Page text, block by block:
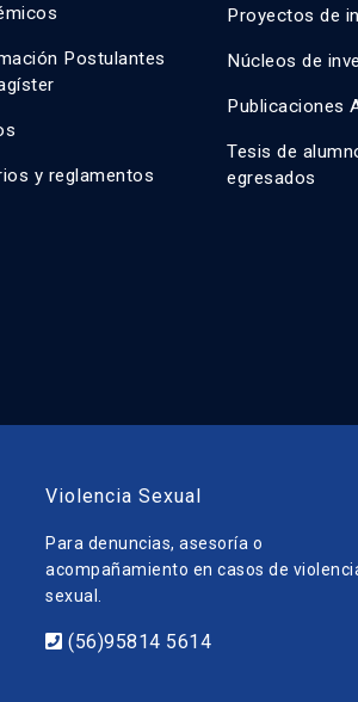
Postulantes
y reglamentos
Proyectos de
Núcleos de
Publicaciones
Tesis de
egresados
Violencia Sexual
Para denuncias, asesoría o
acompañamiento en casos de
sexual.
(56)95814 5614